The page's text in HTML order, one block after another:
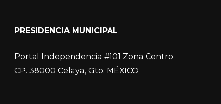
PRESIDENCIA MUNICIPAL
Portal Independencia #101 Zona Centro
CP. 38000 Celaya, Gto. MÉXICO